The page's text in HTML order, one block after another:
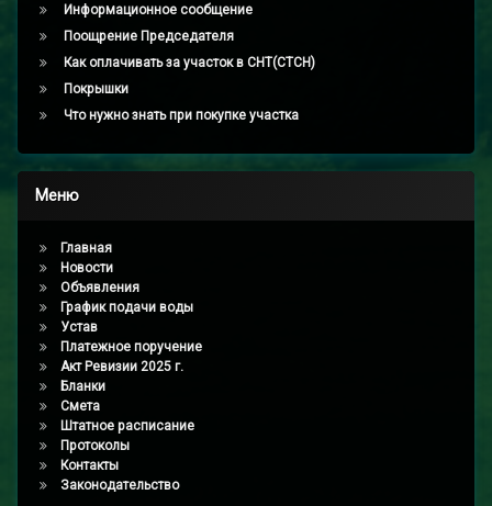
Информационное сообщение
Поощрение Председателя
Как оплачивать за участок в СНТ(СТСН)
Покрышки
Что нужно знать при покупке участка
Меню
Главная
Новости
Объявления
График подачи воды
Устав
Платежное поручение
Акт Ревизии 2025 г.
Бланки
Смета
Штатное расписание
Протоколы
Контакты
Законодательство